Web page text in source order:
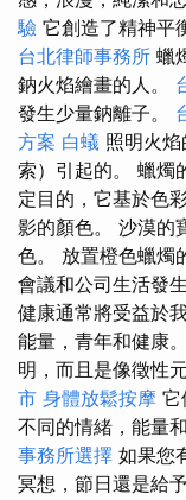
驗 它創造了精神平
台北律師事務所 蠟
鈉火焰繪畫的人。
發生少量鈉離子。
方案 白蟻 照明火
索）引起的。 蠟燭
定目的，它基於色
影的顏色。 沙漠的
色。 放置橙色蠟燭
會議和公司生活發
健康通常將受益於
能量，青年和健康。
明，而且是像徵性
市 身體放鬆按摩 它
不同的情緒，能量
事務所選擇 如果您
冥想，節日還是給